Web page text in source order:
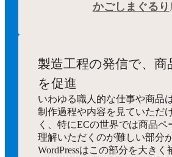
かごしまぐるり
製造工程の発信で、商
を促進
いわゆる職人的な仕事や商品
制作過程や内容を見ていただ
く、特にECの世界では商品ペ
理解いただくのが難しい部分
WordPressはこの部分を大き